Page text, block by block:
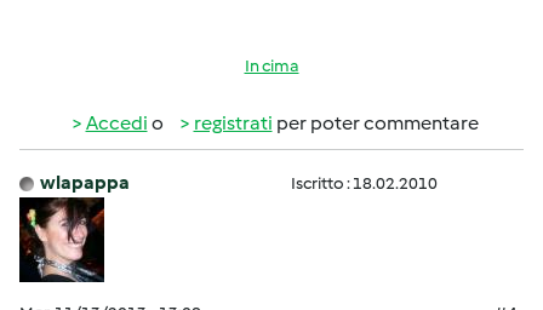
In cima
Accedi o registrati per poter commentare
wlapappa Iscritto : 18.02.2010